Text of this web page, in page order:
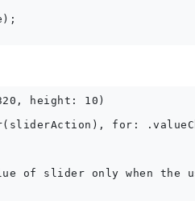
height: 10)
for:
of slider only when